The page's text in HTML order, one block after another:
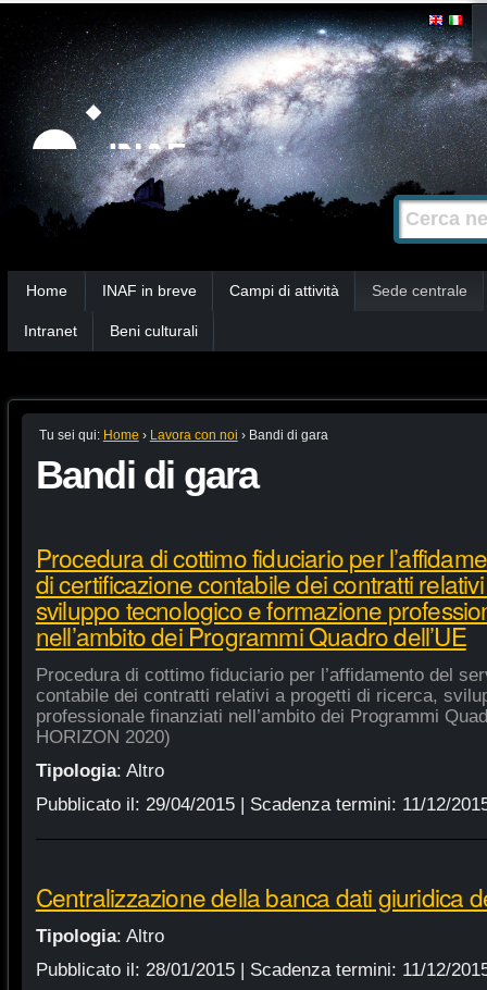
Strumenti
personali
Salta
contenuti.
|
Salta
alla
navigazione
Cerca nel
Ricerca
avanzata…
Home INAF in breve Campi di attività Sede centrale
Intranet Beni culturali
Tu sei qui: Home › Lavora con noi › Bandi di gara
Bandi di gara
Procedura di cottimo fiduciario per
di certificazione contabile dei contratti
sviluppo tecnologico e formazione
nell’ambito dei Programmi Quadro dell’UE
Procedura di cottimo fiduciario per l’affidamento del
contabile dei contratti relativi a progetti di ricerca,
professionale finanziati nell’ambito dei Programmi
HORIZON 2020)
Tipologia: Altro
Pubblicato il: 29/04/2015| Scadenza termini: 11/12/
Centralizzazione della banca dati giuridica
Tipologia: Altro
Pubblicato il: 28/01/2015| Scadenza termini: 11/12/